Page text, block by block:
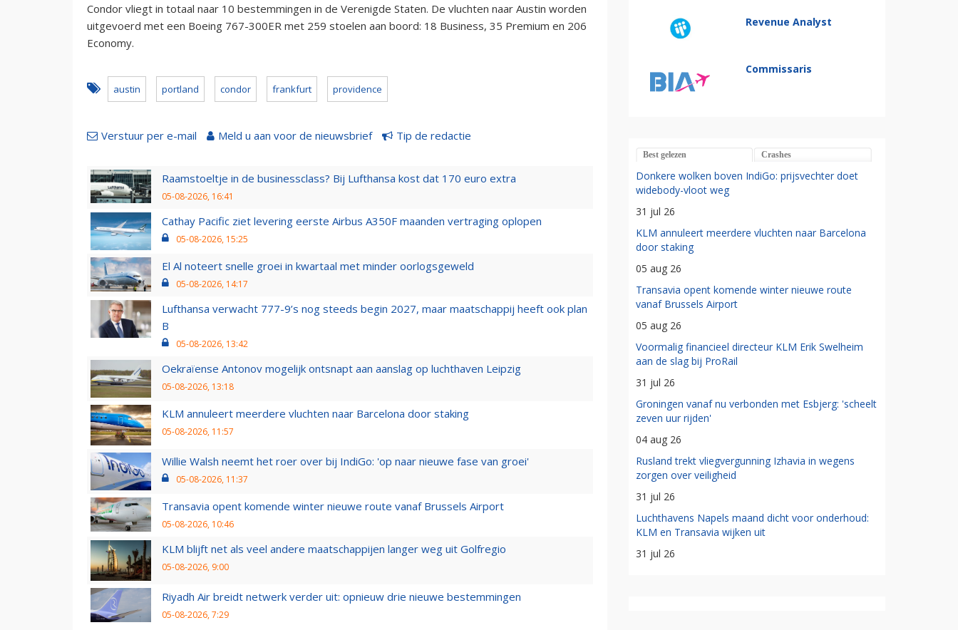
Condor vliegt in totaal naar 10 bestemmingen in de Verenigde Staten. De vluchten naar Austin worden
uitgevoerd met een Boeing 767-300ER met 259 stoelen aan boord: 18 Business, 35 Premium en 206
Economy.
austin portland condor frankfurt providence
Verstuur per e-mail Meld u aan voor de nieuwsbrief Tip de redactie
Raamstoeltje in de businessclass? Bij Lufthansa kost dat 170 euro extra
05-08-2026, 16:41
Cathay Pacific ziet levering eerste Airbus A350F maanden vertraging oplopen
05-08-2026, 15:25
El Al noteert snelle groei in kwartaal met minder oorlogsgeweld
05-08-2026, 14:17
Lufthansa verwacht 777-9’s nog steeds begin 2027, maar maatschappij heeft ook plan
B
05-08-2026, 13:42
Oekraïense Antonov mogelijk ontsnapt aan aanslag op luchthaven Leipzig
05-08-2026, 13:18
KLM annuleert meerdere vluchten naar Barcelona door staking
05-08-2026, 11:57
Willie Walsh neemt het roer over bij IndiGo: 'op naar nieuwe fase van groei'
05-08-2026, 11:37
Transavia opent komende winter nieuwe route vanaf Brussels Airport
05-08-2026, 10:46
KLM blijft net als veel andere maatschappijen langer weg uit Golfregio
05-08-2026, 9:00
Riyadh Air breidt netwerk verder uit: opnieuw drie nieuwe bestemmingen
05-08-2026, 7:29
Revenue Analyst
Commissaris
Best gelezen Crashes
Donkere wolken boven IndiGo: prijsvechter doet
widebody-vloot weg
31 jul 26
KLM annuleert meerdere vluchten naar Barcelona
door staking
05 aug 26
Transavia opent komende winter nieuwe route
vanaf Brussels Airport
05 aug 26
Voormalig financieel directeur KLM Erik Swelheim
aan de slag bij ProRail
31 jul 26
Groningen vanaf nu verbonden met Esbjerg: 'scheelt
zeven uur rijden'
04 aug 26
Rusland trekt vliegvergunning Izhavia in wegens
zorgen over veiligheid
31 jul 26
Luchthavens Napels maand dicht voor onderhoud:
KLM en Transavia wijken uit
31 jul 26